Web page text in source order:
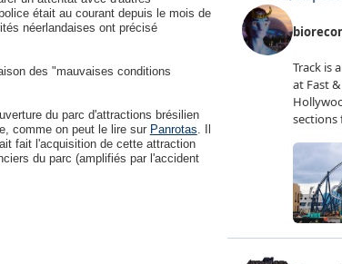
était au courant depuis le mois de
néerlandaises ont précisé
des "mauvaises conditions
du parc d'attractions brésilien
comme on peut le lire sur Panrotas. Il
fait l'acquisition de cette attraction
du parc (amplifiés par l'accident